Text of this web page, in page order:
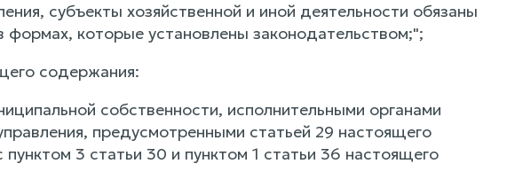
субъекты хозяйственной и иной деятельности обязаны
формах, которые установлены законодательством;";
содержания:
собственности, исполнительными органами
предусмотренными статьей 29 настоящего
3 статьи 30 и пунктом 1 статьи 36 настоящего